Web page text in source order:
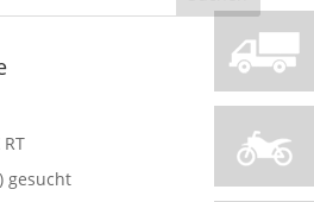
gesucht